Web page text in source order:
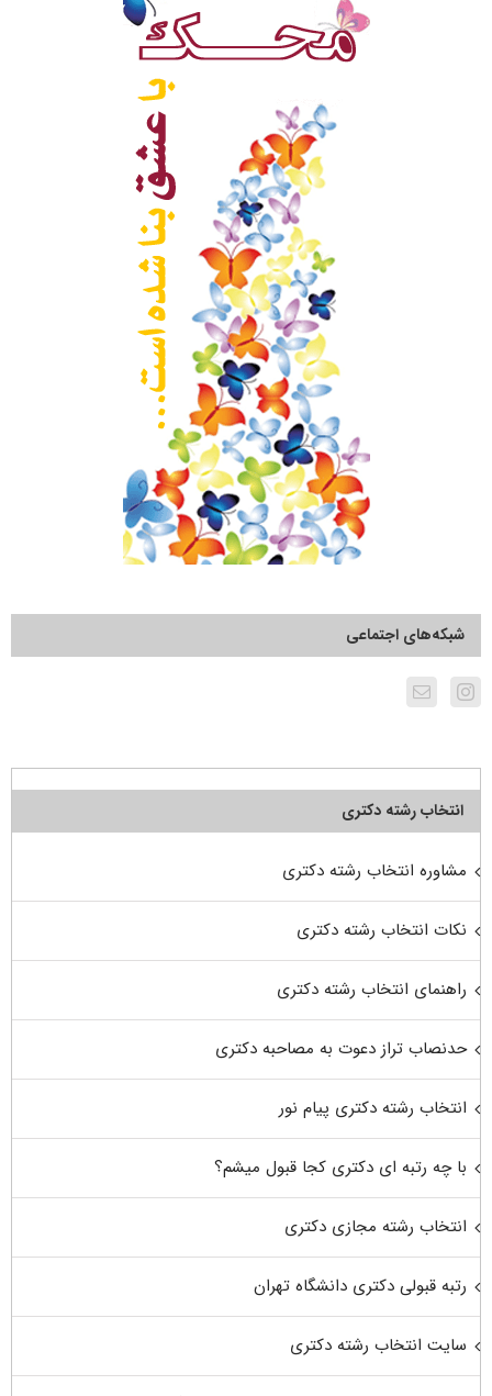
شبکه‌های اجتماعی
انتخاب رشته دکتری
مشاوره انتخاب رشته دکتری
نکات انتخاب رشته دکتری
راهنمای انتخاب رشته دکتری
حدنصاب تراز دعوت به مصاحبه دکتری
انتخاب رشته دکتری پیام نور
با چه رتبه ای دکتری کجا قبول میشم؟
انتخاب رشته مجازی دکتری
رتبه قبولی دکتری دانشگاه تهران
سایت انتخاب رشته دکتری